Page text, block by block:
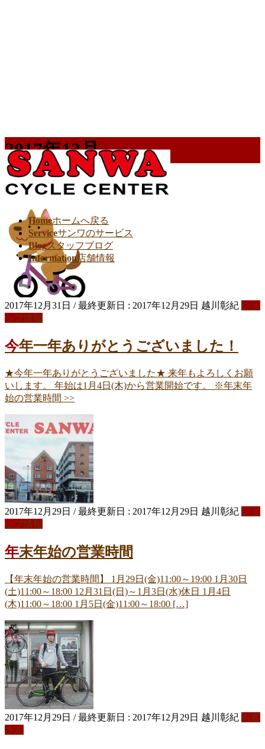
Homeホームへ戻る
Serviceサンワのサービス
Blogスタッフブログ
Information 店舗情報
2017年12月
HOME
2017年12月
2017年12月31日 / 最終更新日 : 2017年12月29日 越川彰紀 ショ
ップ情報
今年一年ありがとうございました！
★今年一年ありがとうございました★ 来年もよろしくお願
いします。 年始は1月4日(木)から営業開始です。 ※年末年
始の営業時間 >>
2017年12月29日 / 最終更新日 : 2017年12月29日 越川彰紀 ショ
ップ情報
年末年始の営業時間
【年末年始の営業時間】 1月29日(金)11:00～19:00 1月30日
(土)11:00～18:00 12月31日(日)～1月3日(水)休日 1月4日
(木)11:00～18:00 1月5日(金)11:00～18:00 […]
2017年12月29日 / 最終更新日 : 2017年12月29日 越川彰紀 お客
さん